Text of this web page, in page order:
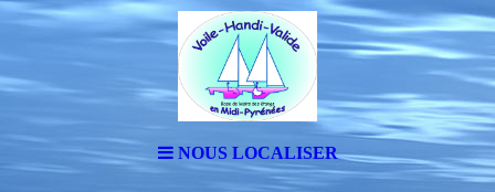
NOUS LOCALISER